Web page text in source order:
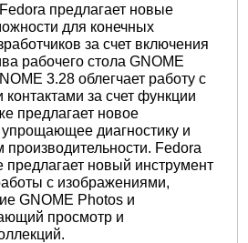
предлагает новые
для конечных
за счет включения
рабочего стола GNOME
3.28 облегчает работу с
за счет функции
предлагает новое
диагностику и
производительности. Fedora
предлагает новый инструмент
с изображениями,
GNOME Photos и
просмотр и